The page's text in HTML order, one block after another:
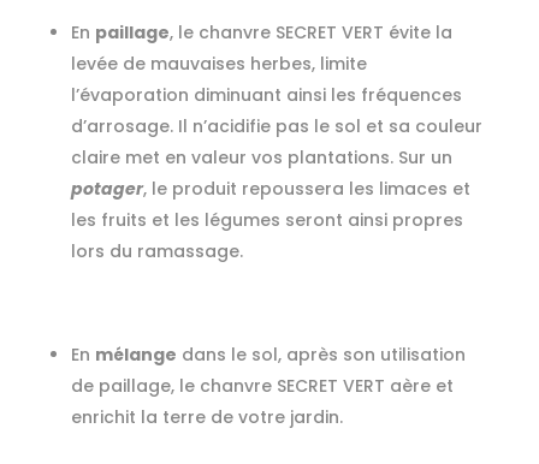
En paillage, le chanvre SECRET VERT évite la
levée de mauvaises herbes, limite
l’évaporation diminuant ainsi les fréquences
d’arrosage. Il n’acidifie pas le sol et sa couleur
claire met en valeur vos plantations. Sur un
potager, le produit repoussera les limaces et
les fruits et les légumes seront ainsi propres
lors du ramassage.
En mélange dans le sol, après son utilisation
de paillage, le chanvre SECRET VERT aère et
enrichit la terre de votre jardin.